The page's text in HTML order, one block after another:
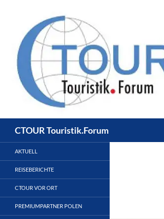
springen
CTOUR Touristik.Forum
AKTUELL
REISEBERICHTE
CTOUR VOR ORT
PREMIUMPARTNER POLEN